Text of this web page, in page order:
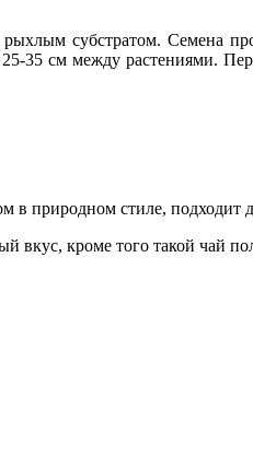
субстратом. Семена
35 см между растениями.
в природном стиле,
кроме того такой чай